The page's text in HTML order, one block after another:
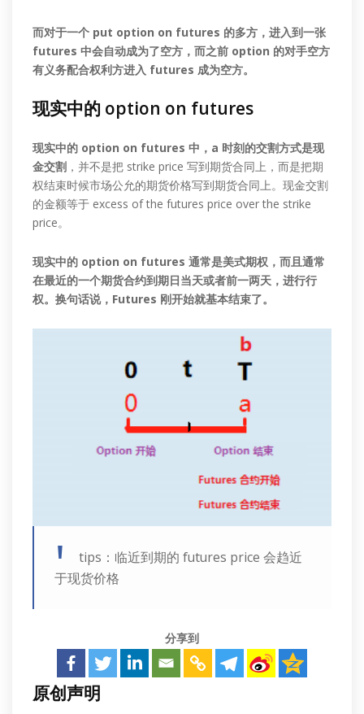
而对于一个 put option on futures 的多方，进入到一张
futures 中会自动成为了空方，而之前 option 的对手空方
有义务配合权利方进入 futures 成为空方。
现实中的 option on futures
现实中的 option on futures 中，a 时刻的交割方式是现
金交割 ，并不是把 strike price 写到期货合同上，而是把期
权结束时候市场公允的期货价格写到期货合同上。现金交割
的金额等于 excess of the futures price over the strike
price。
现实中的 option on futures 通常是美式期权，而且通常
在最近的一个期货合约到期日当天或者前一两天，进行行
权。换句话说，Futures 刚开始就基本结束了。
tips：临近到期的 futures price 会趋近
于现货价格
分享到
原创声明